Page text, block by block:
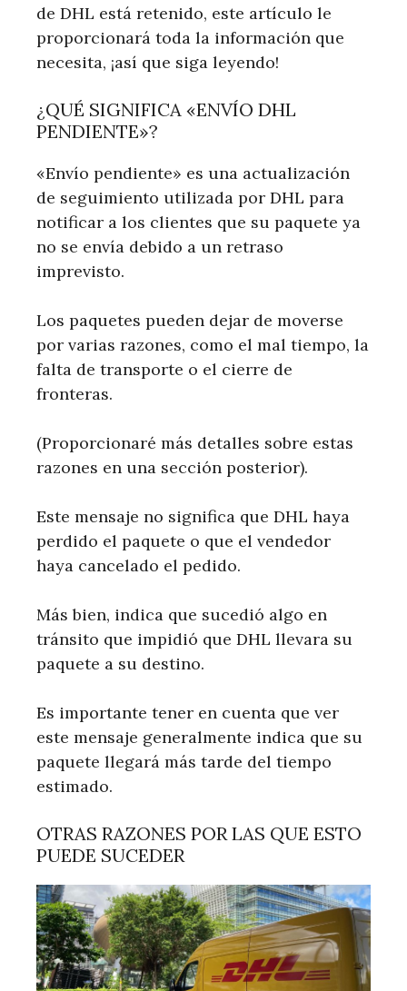
de DHL está retenido, este artículo le
proporcionará toda la información que
necesita, ¡así que siga leyendo!
¿QUÉ SIGNIFICA «ENVÍO DHL
PENDIENTE»?
«Envío pendiente» es una actualización
de seguimiento utilizada por DHL para
notificar a los clientes que su paquete ya
no se envía debido a un retraso
imprevisto.
Los paquetes pueden dejar de moverse
por varias razones, como el mal tiempo, la
falta de transporte o el cierre de
fronteras.
(Proporcionaré más detalles sobre estas
razones en una sección posterior).
Este mensaje no significa que DHL haya
perdido el paquete o que el vendedor
haya cancelado el pedido.
Más bien, indica que sucedió algo en
tránsito que impidió que DHL llevara su
paquete a su destino.
Es importante tener en cuenta que ver
este mensaje generalmente indica que su
paquete llegará más tarde del tiempo
estimado.
OTRAS RAZONES POR LAS QUE ESTO
PUEDE SUCEDER